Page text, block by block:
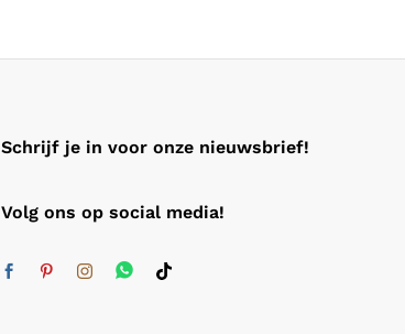
Schrijf je in voor onze nieuwsbrief!
Volg ons op social media!